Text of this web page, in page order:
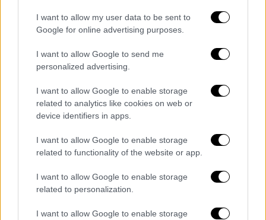
I want to allow my user data to be sent to
Google for online advertising purposes.
I want to allow Google to send me
personalized advertising.
I want to allow Google to enable storage
related to analytics like cookies on web or
device identifiers in apps.
I want to allow Google to enable storage
related to functionality of the website or app.
I want to allow Google to enable storage
related to personalization.
I want to allow Google to enable storage
Ενώ δεν είναι έτσι τα πράγματα. Ένιωσα την
ανάγκη να βγω και να απαντήσω πολλές
φορές.Γιατί ο λόγος ήταν καθαρά ένα
κληρονομικό Αγγειοοίδημα.
νόσημα σπάνιο. Το έχω και εγώ. Το έχω
κληρονομήσει.Έγινε μπροστά μου όταν
πέθανε.Δεν έχει σχέση καμία άλλη ουσία»!
video